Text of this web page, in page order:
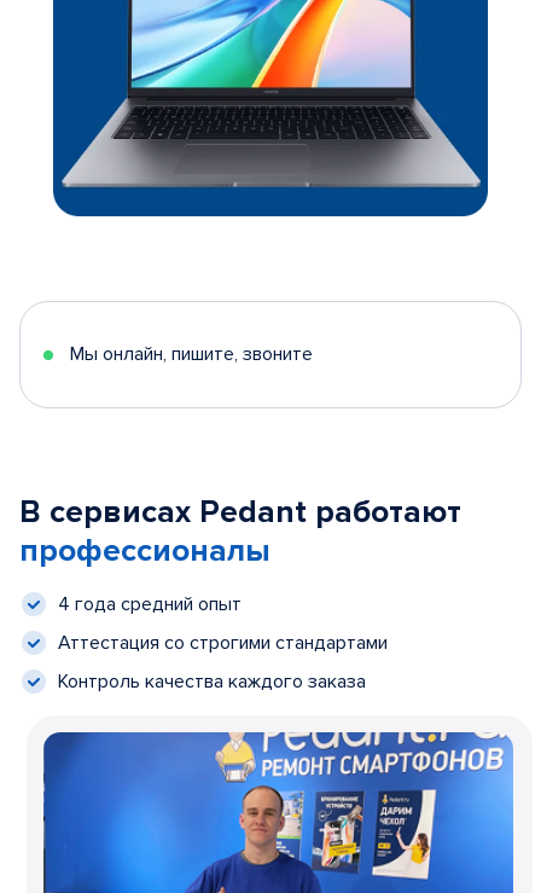
Мы онлайн, пишите, звоните
В сервисах Pedant работают
профессионалы
4 года средний опыт
Аттестация со строгими стандартами
Контроль качества каждого заказа